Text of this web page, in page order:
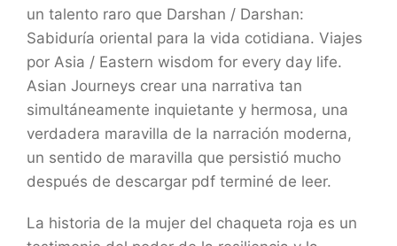
un talento raro que Darshan / Darshan:
Sabiduría oriental para la vida cotidiana. Viajes
por Asia / Eastern wisdom for every day life.
Asian Journeys crear una narrativa tan
simultáneamente inquietante y hermosa, una
verdadera maravilla de la narración moderna,
un sentido de maravilla que persistió mucho
después de descargar pdf terminé de leer.
La historia de la mujer del chaqueta roja es un